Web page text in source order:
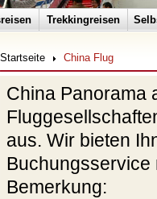
Trekkingreisen
Startseite China Flug
China Panorama
aus. Wir bieten
Buchungsservice
Bemerkung: